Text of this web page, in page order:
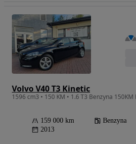
Volvo V40 T3 Kinetic
159 000 km Benzyna
2013